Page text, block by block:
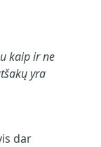
kaip ir ne
yra
dar